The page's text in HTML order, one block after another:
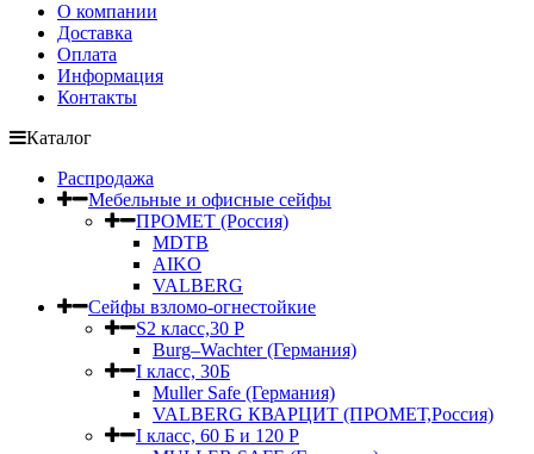
О компании
Доставка
Оплата
Информация
Контакты
Каталог
Распродажа
Мебельные и офисные сейфы
ПРОМЕТ (Россия)
MDTB
AIKO
VALBERG
Сейфы взломо-огнестойкие
S2 класс,30 Р
Burg–Wachter (Германия)
I класс, 30Б
Muller Safe (Германия)
VALBERG КВАРЦИТ (ПРОМЕТ,Россия)
I класс, 60 Б и 120 Р